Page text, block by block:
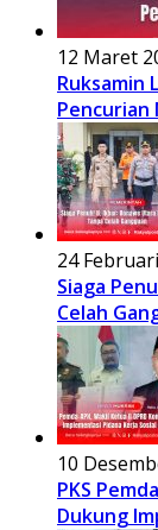
12 Maret
Ruksamin
Pencurian
24
Siaga
Celah
10
PKS
Dukung